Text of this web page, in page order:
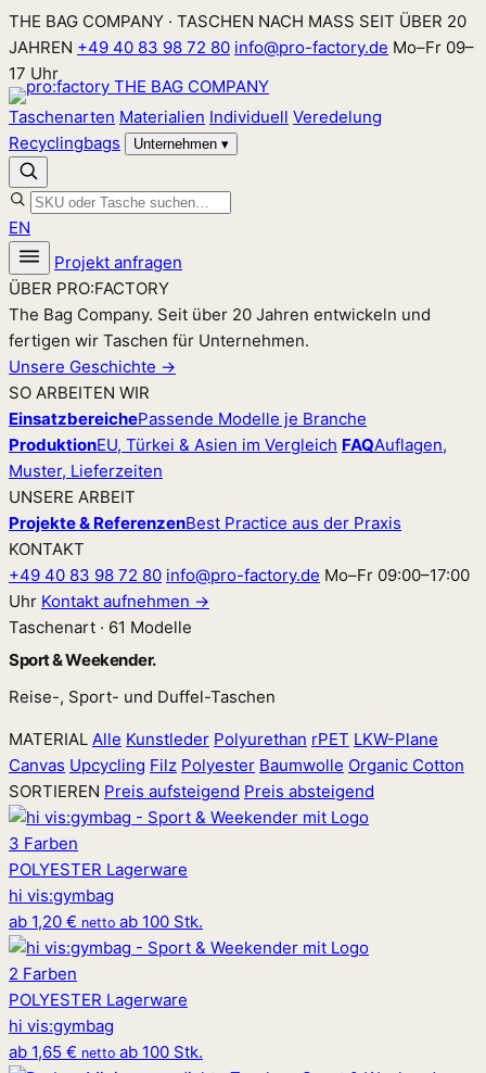
Zum
Inhalt
springen
THE BAG COMPANY · TASCHEN NACH MASS SEIT ÜBER 20
JAHREN +49 40 83 98 72 80 info@pro-factory.de Mo–Fr 09–
17 Uhr
Taschenarten Materialien Individuell Veredelung
Recyclingbags
Unternehmen ▾
EN
Projekt anfragen
ÜBER PRO:FACTORY
The Bag Company. Seit über 20 Jahren entwickeln und
fertigen wir Taschen für Unternehmen.
Unsere Geschichte →
SO ARBEITEN WIR
EinsatzbereichePassende Modelle je Branche
ProduktionEU, Türkei & Asien im Vergleich FAQAuflagen,
Muster, Lieferzeiten
UNSERE ARBEIT
Projekte & ReferenzenBest Practice aus der Praxis
KONTAKT
+49 40 83 98 72 80 info@pro-factory.de Mo–Fr 09:00–17:00
Uhr Kontakt aufnehmen →
Taschenart · 61 Modelle
Sport & Weekender.
Reise-, Sport- und Duffel-Taschen
MATERIAL Alle Kunstleder Polyurethan rPET LKW-Plane
Canvas Upcycling Filz Polyester Baumwolle Organic Cotton
SORTIEREN Preis aufsteigend Preis absteigend
3 Farben
POLYESTER Lagerware
hi vis:gymbag
ab 1,20 € netto ab 100 Stk.
2 Farben
POLYESTER Lagerware
hi vis:gymbag
ab 1,65 € netto ab 100 Stk.